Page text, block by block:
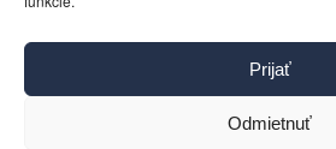
Prijať
Odmietnuť
Kontakt
Pravidlá